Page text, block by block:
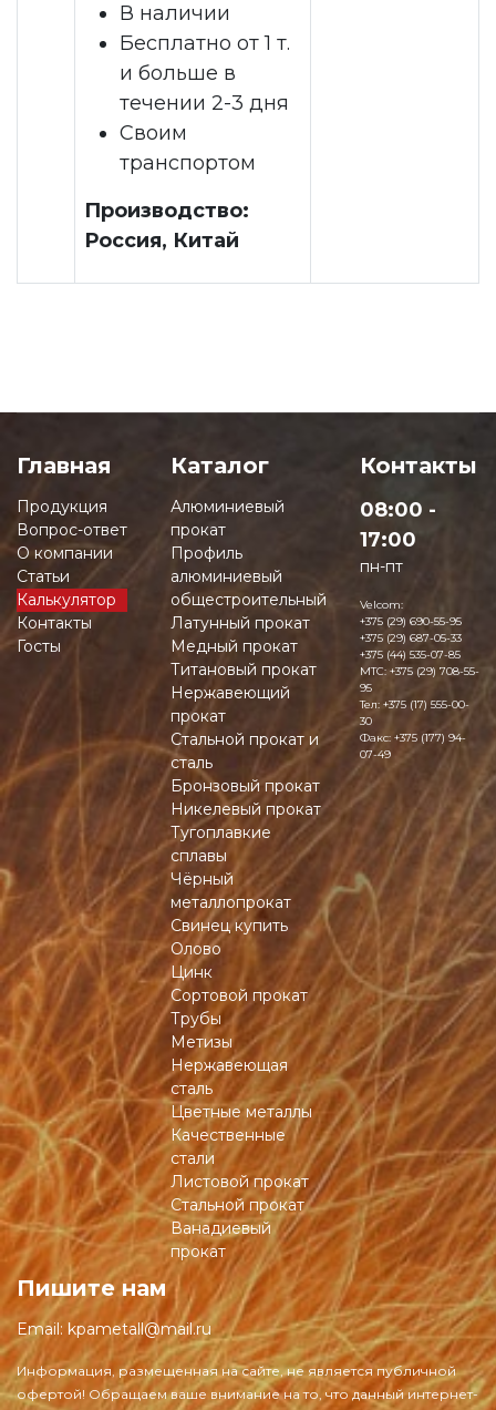
В наличии
Бесплатно от 1 т.
и больше в
течении 2-3 дня
Своим
транспортом
Производство:
Россия, Китай
Главная
Продукция
Вопрос-ответ
О компании
Статьи
Калькулятор
Контакты
Госты
Каталог
Алюминиевый
прокат
Профиль
алюминиевый
общестроительный
Латунный прокат
Медный прокат
Титановый прокат
Нержавеющий
прокат
Стальной прокат и
сталь
Бронзовый прокат
Никелевый прокат
Тугоплавкие
сплавы
Чёрный
металлопрокат
Свинец купить
Олово
Цинк
Сортовой прокат
Трубы
Метизы
Нержавеющая
сталь
Цветные металлы
Качественные
стали
Листовой прокат
Стальной прокат
Ванадиевый
прокат
Контакты
08:00 -
17:00
пн-пт
Velcom:
+375 (29) 690-55-95
+375 (29) 687-05-33
+375 (44) 535-07-85
MTC:+375 (29) 708-55-
95
Тел: +375 (17) 555-00-
30
Факс: +375 (177) 94-
07-49
Пишите нам
Email: kpametall@mail.ru